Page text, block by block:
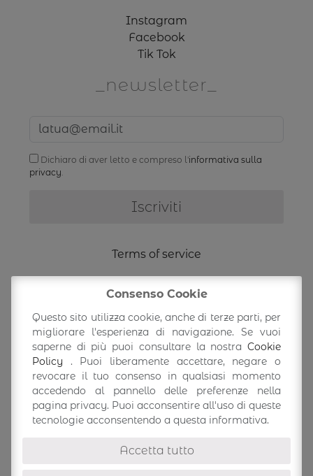
Instagram
Facebook
Tik Tok
newsletter
Dichiaro di aver letto e compreso l'informativa sulla
privacy
Terms of service
Shipping Information
Return/exchange
Accedi/Profilo
Consenso Cookie
Questo sito utilizza cookie, anche di terze parti, per
migliorare l'esperienza di navigazione. Se vuoi
saperne di più puoi consultare la nostra Cookie
Policy . Puoi liberamente accettare, negare o
revocare il tuo consenso in qualsiasi momento
accedendo al pannello delle preferenze nella
pagina privacy. Puoi acconsentire all'uso di queste
tecnologie acconsentendo a questa informativa.
Accetta tutto